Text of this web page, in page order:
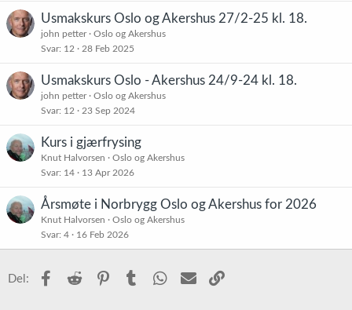
Usmakskurs Oslo og Akershus 27/2-25 kl. 18.
john petter
Oslo og Akershus
Svar 12 28 Feb 2025
Usmakskurs Oslo - Akershus 24/9-24 kl. 18.
john petter
Oslo og Akershus
Svar 12 23 Sep 2024
Kurs i gjærfrysing
Knut Halvorsen
Oslo og Akershus
Svar 14 13 Apr 2026
Årsmøte i Norbrygg Oslo og Akershus for 2026
Knut Halvorsen
Oslo og Akershus
Svar 4 16 Feb 2026
Del: Facebook
Reddit PinterestTumblr WhatsApp
E-post